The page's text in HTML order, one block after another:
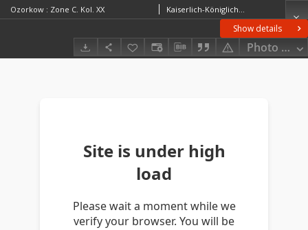
Show details
Photo
Ozorkow : Zone C. Kol. XX Kaiserlich-Königliches Militär-Geographisches Institut (Wiedeń). Instytucja sprawcza. Wydawca